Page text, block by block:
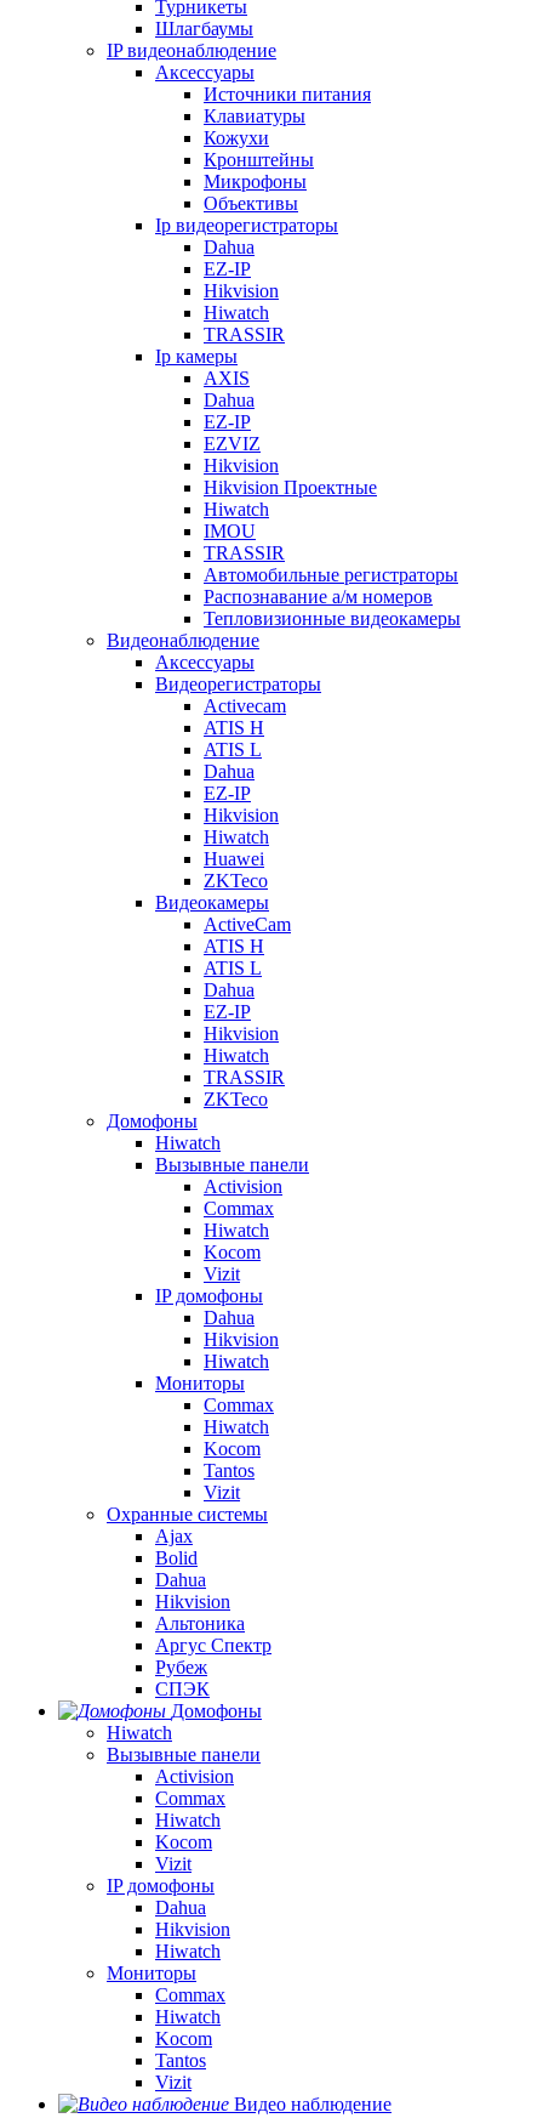
Турникеты
Шлагбаумы
IP видеонаблюдение
Аксессуары
Источники питания
Клавиатуры
Кожухи
Кронштейны
Микрофоны
Объективы
Ip видеорегистраторы
Dahua
EZ-IP
Hikvision
Hiwatch
TRASSIR
Ip камеры
AXIS
Dahua
EZ-IP
EZVIZ
Hikvision
Hikvision Проектные
Hiwatch
IMOU
TRASSIR
Автомобильные регистраторы
Распознавание а/м номеров
Тепловизионные видеокамеры
Видеонаблюдение
Аксессуары
Видеорегистраторы
Activecam
ATIS H
ATIS L
Dahua
EZ-IP
Hikvision
Hiwatch
Huawei
ZKTeco
Видеокамеры
ActiveCam
ATIS H
ATIS L
Dahua
EZ-IP
Hikvision
Hiwatch
TRASSIR
ZKTeco
Домофоны
Hiwatch
Вызывные панели
Activision
Commax
Hiwatch
Kocom
Vizit
IP домофоны
Dahua
Hikvision
Hiwatch
Мониторы
Commax
Hiwatch
Kocom
Tantos
Vizit
Охранные системы
Ajax
Bolid
Dahua
Hikvision
Альтоника
Аргус Спектр
Рубеж
СПЭК
Домофоны
Hiwatch
Вызывные панели
Activision
Commax
Hiwatch
Kocom
Vizit
IP домофоны
Dahua
Hikvision
Hiwatch
Мониторы
Commax
Hiwatch
Kocom
Tantos
Vizit
Видео наблюдение